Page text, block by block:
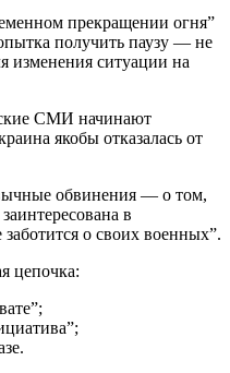
прекращении огня”
получить паузу — не
изменения ситуации на
СМИ начинают
якобы отказалась от
обвинения — о том,
в
о своих военных”.
цепочка: